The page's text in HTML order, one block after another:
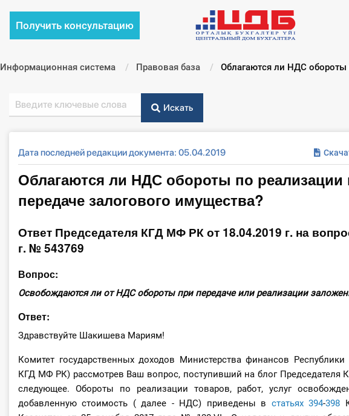
Получить консультацию
Информационная система Правовая база Текущий:
Облагаются ли НДС обороты
Искать
Дата последней редакции документа: 05.04.2019
Облагаются ли НДС обороты по реализации
передаче залогового имущества?
Ответ Председателя КГД МФ РК от 18.04.2019 г. на
г. № 543769
Вопрос:
Освобождаются ли от НДС обороты при передаче или реализации
Ответ:
Здравствуйте Шакишева Мариям!
Комитет государственных доходов Министерства финансов
КГД МФ РК) рассмотрев Ваш вопрос, поступивший на блог
следующее. Обороты по реализации товаров, работ, услуг
добавленную стоимость ( далее - НДС) приведены в статьях 394-398